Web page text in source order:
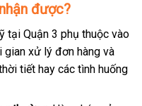
được?
tại Quận 3 phụ thuộc vào
gian xử lý đơn hàng và
tiết hay các tình huống